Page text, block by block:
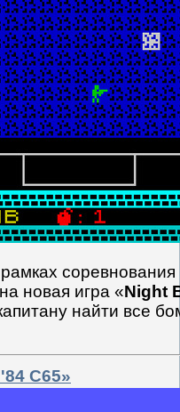
соревнования
новая игра «Night
найти все
C65»